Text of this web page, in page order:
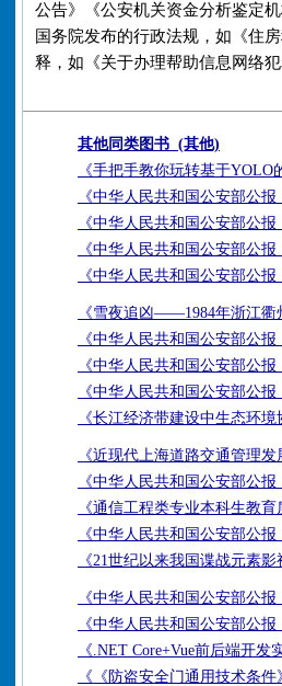
公告》《公安机关资金分析鉴定
国务院发布的行政法规，如《住
释，如《关于办理帮助信息网络
其他同类图书 (其他)
《手把手教你玩转基于
《中华人民共和国公安部公报
《中华人民共和国公安部公报
《中华人民共和国公安部公报
《中华人民共和国公安部公报
《雪夜追凶——1984年浙江衢
《中华人民共和国公安部公报
《中华人民共和国公安部公报
《中华人民共和国公安部公报
《长江经济带建设中生态环境
《近现代上海道路交通管理发
《中华人民共和国公安部公报
《通信工程类专业本科生教
《中华人民共和国公安部公报
《21世纪以来我国谍战元素影
《中华人民共和国公安部公报
《中华人民共和国公安部公报
《.NET Core+Vue前后端开
《《防盗安全门通用技术条